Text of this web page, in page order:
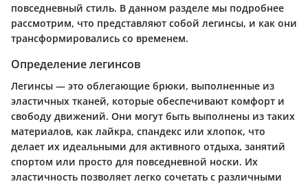
повседневный стиль. В данном разделе мы подробнее
рассмотрим, что представляют собой легинсы, и как они
трансформировались со временем.
Определение легинсов
Легинсы — это облегающие брюки, выполненные из
эластичных тканей, которые обеспечивают комфорт и
свободу движений. Они могут быть выполнены из таких
материалов, как лайкра, спандекс или хлопок, что
делает их идеальными для активного отдыха, занятий
спортом или просто для повседневной носки. Их
эластичность позволяет легко сочетать с различными